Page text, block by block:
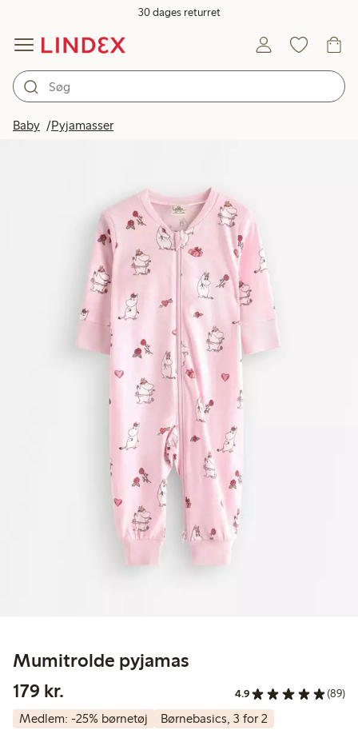
30 dages returret
Baby Pyjamasser
Mumitrolde pyjamas
179 kr.
4.9 (89)
Medlem: -25% børnetøj Børnebasics, 3 for 2